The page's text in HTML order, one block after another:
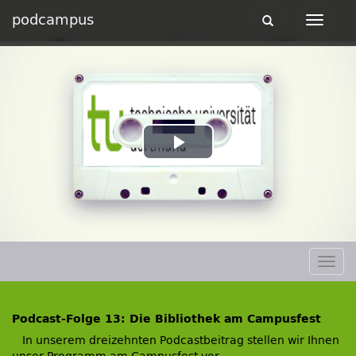
podcampus
Toggle
Toggle
Play
Video
Podcast-Folge 13: Die Bibliothek am Campusfest
In unserem dreizehnten Podcastbeitrag stellen wir Ihnen